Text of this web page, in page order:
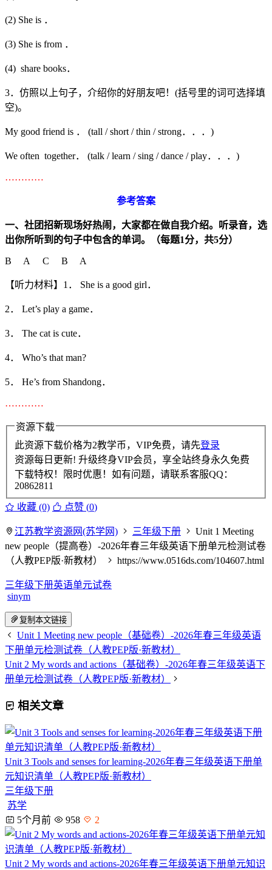
(2) She is ．
(3) She is from ．
(4) share books．
3．仿照以上句子，介绍你的好朋友吧！(括号里的词可选择填
空)。
My good friend is ． (tall / short / thin / strong．．．)
We often together． (talk / learn / sing / dance / play．．．)
…………
参考答案
一、社团招新现场好热闹，大家都在做自我介绍。听录音，选
出你所听到的句子中包含的单词。（每题1分，共5分）
B A C B A
【听力材料】1． She is a good girl．
2． Let’s play a game．
3． The cat is cute．
4． Who’s that man?
5． He’s from Shandong．
…………
资源下载
此资源下载价格为2教学币，VIP免费，请先登录
资源每日更新! 升级终身VIP会员，享全站终身永久免费
下载特权！限时优惠！如有问题，请联系客服QQ：
20862811
收藏 (0) 点赞 (0)
江苏教学资源网(苏学网) 三年级下册
Unit 1 Meeting
new people（提高卷）-2026年春三年级英语下册单元检测试卷
（人教PEP版·新教材）
https://www.0516ds.com/104607.html
三年级下册英语单元试卷
sinym
复制本文链接
Unit 1 Meeting new people（基础卷）-2026年春三年级英语
下册单元检测试卷（人教PEP版·新教材）
Unit 2 My words and actions（基础卷）-2026年春三年级英语下
册单元检测试卷（人教PEP版·新教材）
相关文章
Unit 3 Tools and senses for learning-2026年春三年级英语下册单
元知识清单（人教PEP版·新教材）
三年级下册
苏学
5个月前
958 2
Unit 2 My words and actions-2026年春三年级英语下册单元知识